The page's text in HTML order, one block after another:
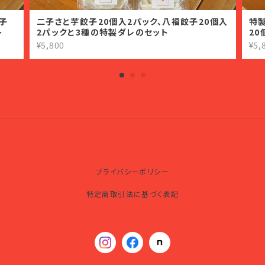
二子さと芋餃子20個入2パック、八福餃子20個入
2パックと3種の特製ダレのセット
¥5,800
特
20
プライバシーポリシー
特定商取引法に基づく表記